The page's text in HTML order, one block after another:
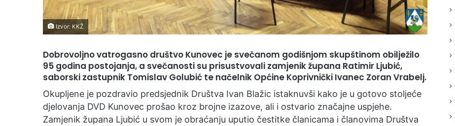
Izvor: KKŽ
Dobrovoljno vatrogasno društvo Kunovec je svečanom godišnjom skupštinom obilježilo
95 godina postojanja, a svečanosti su prisustvovali zamjenik župana Ratimir Ljubić,
saborski zastupnik Tomislav Golubić te načelnik Općine Koprivnički Ivanec Zoran Vrabelj.
Okupljene je pozdravio predsjednik Društva Ivan Blažic istaknuvši kako je u gotovo stoljeće
djelovanja DVD Kunovec prošao kroz brojne izazove, ali i ostvario značajne uspjehe.
Zamjenik župana Ljubić u svom je obraćanju uputio čestitke članicama i članovima Društva